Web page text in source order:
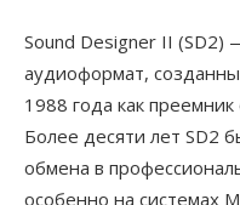
Sound Designer II
аудиоформат,
1988 года как
Более десяти лет SD2
обмена в
особенно на системах